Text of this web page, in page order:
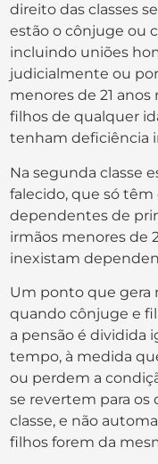
direito das classes
estão o cônjuge ou
incluindo uniões
judicialmente ou
menores de 21
filhos de qualquer
tenham deficiência
Na segunda classe
falecido, que só
dependentes de
irmãos menores de
inexistam
Um ponto que gera
quando cônjuge e
a pensão é dividida
tempo, à medida
ou perdem a
se revertem para os
classe, e não
filhos forem da